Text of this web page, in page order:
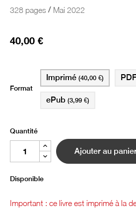
328 pages / Mai 2022
40,00 €
Format
Imprimé (40,00 €)
ePub (3,99 €)
Quantité
Ajouter au
Disponible
Important : ce livre est imprimé à la